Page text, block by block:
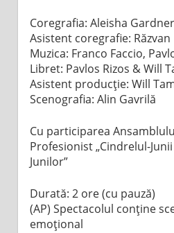
Coregrafia: Aleisha Gardner
Asistent coregrafie: Răzvan
Muzica: Franco Faccio,
Libret: Pavlos Rizos & Will
Asistent producție: Will
Scenografia: Alin Gavrilă
Cu participarea
Profesionist „Cindrelul-Junii
Junilor”
Durată: 2 ore (cu pauză)
(AP) Spectacolul conține
emoțional